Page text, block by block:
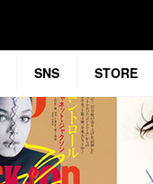
SNS STORE